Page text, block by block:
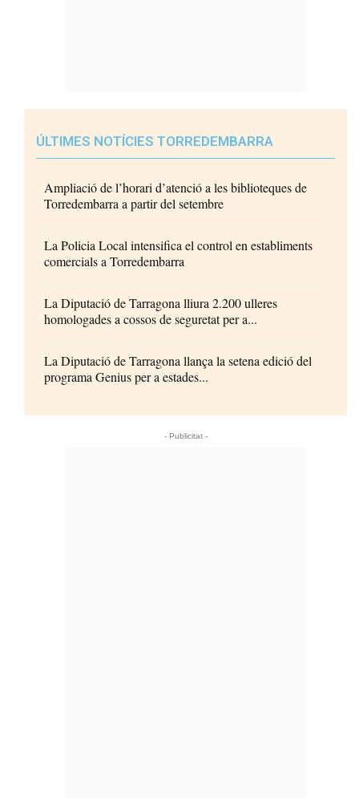
ÚLTIMES NOTÍCIES TORREDEMBARRA
Ampliació de l’horari d’atenció a les biblioteques de
Torredembarra a partir del setembre
La Policia Local intensifica el control en establiments
comercials a Torredembarra
La Diputació de Tarragona lliura 2.200 ulleres
homologades a cossos de seguretat per a...
La Diputació de Tarragona llança la setena edició del
programa Genius per a estades...
- Publicitat -